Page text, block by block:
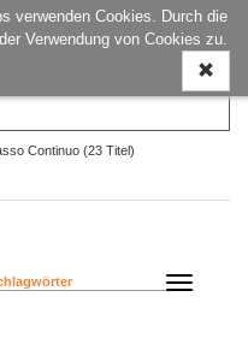
verwenden Cookies. Durch die
Verwendung von Cookies zu.
ein-/
Continuo (23 Titel)